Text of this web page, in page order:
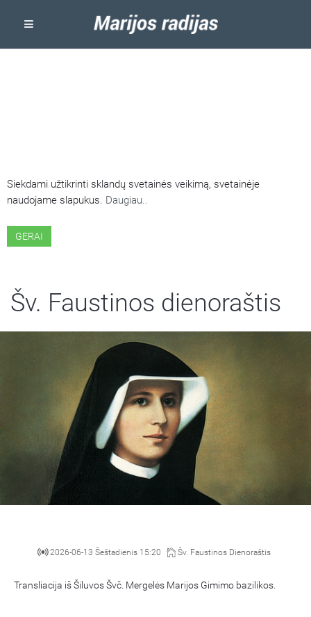
Siekdami užtikrinti sklandų svetainės veikimą, svetainėje
naudojame slapukus. Daugiau..
GERAI
Šv. Faustinos dienoraštis
2026-06-13 Šeštadienis 15:20 Šv. Faustinos Dienoraštis
Transliacija iš Šiluvos Švč. Mergelės Marijos Gimimo bazilikos.